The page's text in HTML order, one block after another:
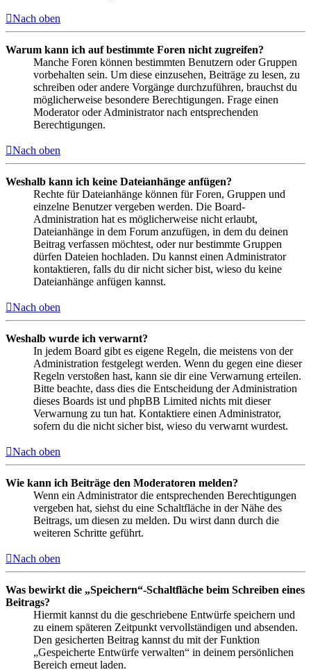
Nach oben
Warum kann ich auf bestimmte Foren nicht zugreifen?
Manche Foren können bestimmten Benutzern oder Gruppen
vorbehalten sein. Um diese einzusehen, Beiträge zu lesen, zu
schreiben oder andere Vorgänge durchzuführen, brauchst du
möglicherweise besondere Berechtigungen. Frage einen
Moderator oder Administrator nach entsprechenden
Berechtigungen.
Nach oben
Weshalb kann ich keine Dateianhänge anfügen?
Rechte für Dateianhänge können für Foren, Gruppen und
einzelne Benutzer vergeben werden. Die Board-
Administration hat es möglicherweise nicht erlaubt,
Dateianhänge in dem Forum anzufügen, in dem du deinen
Beitrag verfassen möchtest, oder nur bestimmte Gruppen
dürfen Dateien hochladen. Du kannst einen Administrator
kontaktieren, falls du dir nicht sicher bist, wieso du keine
Dateianhänge anfügen kannst.
Nach oben
Weshalb wurde ich verwarnt?
In jedem Board gibt es eigene Regeln, die meistens von der
Administration festgelegt werden. Wenn du gegen eine dieser
Regeln verstoßen hast, kann sie dir eine Verwarnung erteilen.
Bitte beachte, dass dies die Entscheidung der Administration
dieses Boards ist und phpBB Limited nichts mit dieser
Verwarnung zu tun hat. Kontaktiere einen Administrator,
sofern du die nicht sicher bist, wieso du verwarnt wurdest.
Nach oben
Wie kann ich Beiträge den Moderatoren melden?
Wenn ein Administrator die entsprechenden Berechtigungen
vergeben hat, siehst du eine Schaltfläche in der Nähe des
Beitrags, um diesen zu melden. Du wirst dann durch die
weiteren Schritte geführt.
Nach oben
Was bewirkt die „Speichern“-Schaltfläche beim Schreiben eines
Beitrags?
Hiermit kannst du die geschriebene Entwürfe speichern und
zu einem späteren Zeitpunkt vervollständigen und absenden.
Den gesicherten Beitrag kannst du mit der Funktion
„Gespeicherte Entwürfe verwalten“ in deinem persönlichen
Bereich erneut laden.